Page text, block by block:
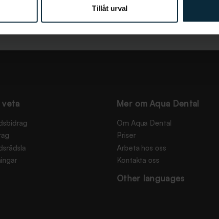
Tillåt urval
veta Mer om Aqua Dental
Om Aqua Dental
Priser
Arbeta hos oss
Kontakta oss
Other languages